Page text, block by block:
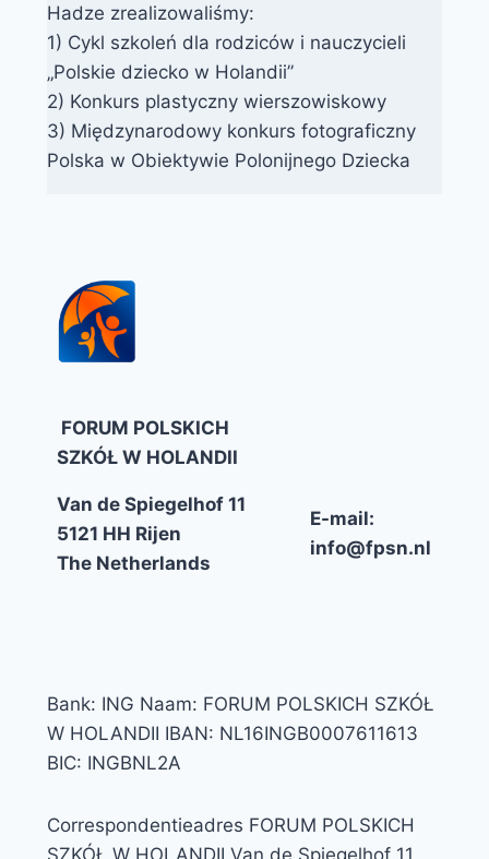
Hadze zrealizowaliśmy:
1) Cykl szkoleń dla rodziców i nauczycieli
„Polskie dziecko w Holandii”
2) Konkurs plastyczny wierszowiskowy
3) Międzynarodowy konkurs fotograficzny
Polska w Obiektywie Polonijnego Dziecka
FORUM POLSKICH
SZKÓŁ W HOLANDII
Van de Spiegelhof 11
5121 HH Rijen
The Netherlands
E-mail:
info@fpsn.nl
Bank: ING Naam: FORUM POLSKICH SZKÓŁ
W HOLANDII IBAN: NL16INGB0007611613
BIC: INGBNL2A
Correspondentieadres FORUM POLSKICH